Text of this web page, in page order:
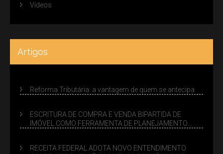
Vídeos
Artigos
Reforma Tributária: a vantagem de quem se antecipa
ESCRITURA DE COMPRA E VENDA BIPARTIDA DE
IMÓVEL COMO FERRAMENTA DE PLANEJAMENTO
RECEITA FEDERAL ADOTA NOVO ENTENDIMENTO